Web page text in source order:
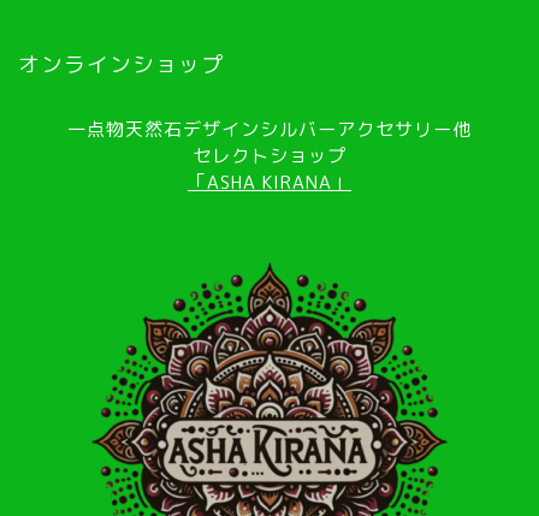
オンラインショップ
一点物天然石デザインシルバーアクセサリー他
セレクトショップ
「ASHA KIRANA」